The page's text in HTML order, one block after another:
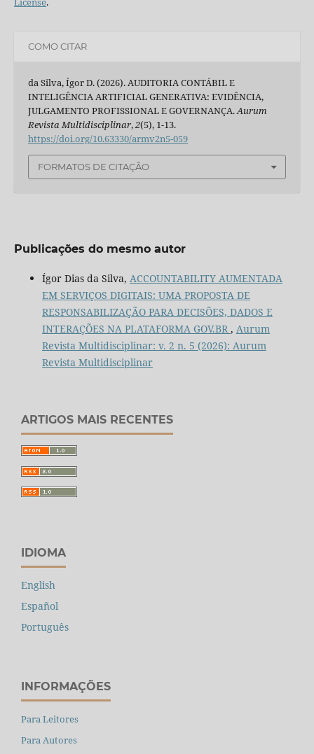
COMO CITAR
da Silva, Ígor D. (2026). AUDITORIA CONTÁBIL E
INTELIGÊNCIA ARTIFICIAL GENERATIVA: EVIDÊNCIA,
JULGAMENTO PROFISSIONAL E GOVERNANÇA.Aurum
Revista Multidisciplinar,2(5), 1-13.
https://doi.org/10.63330/armv2n5-059
FORMATOS DE CITAÇÃO
Publicações do mesmo autor
Ígor Dias da Silva, ACCOUNTABILITY AUMENTADA
EM SERVIÇOS DIGITAIS: UMA PROPOSTA DE
RESPONSABILIZAÇÃO PARA DECISÕES, DADOS E
INTERAÇÕES NA PLATAFORMA GOV.BR , Aurum
Revista Multidisciplinar: v. 2 n. 5 (2026): Aurum
Revista Multidisciplinar
ARTIGOS MAIS RECENTES
IDIOMA
English
Español
Português
INFORMAÇÕES
Para Leitores
Para Autores